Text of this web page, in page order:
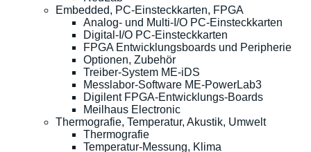
Embedded, PC-Einsteckkarten, FPGA
Analog- und Multi-I/O PC-Einsteckkarten
Digital-I/O PC-Einsteckkarten
FPGA Entwicklungsboards und Peripherie
Optionen, Zubehör
Treiber-System ME-iDS
Messlabor-Software ME-PowerLab3
Digilent FPGA-Entwicklungs-Boards
Meilhaus Electronic
Thermografie, Temperatur, Akustik, Umwelt
Thermografie
Temperatur-Messung, Klima